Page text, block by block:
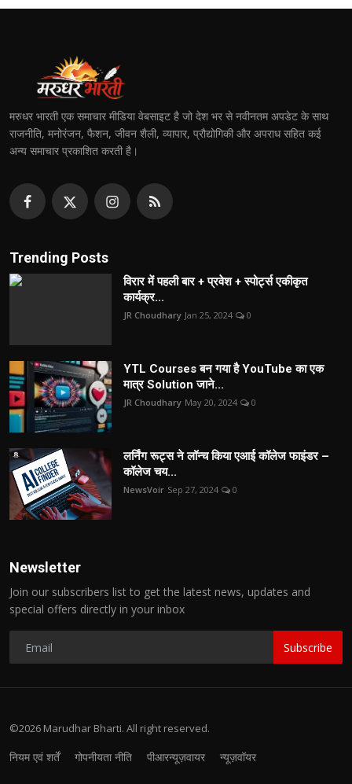
मरुधर भारती एक समाचार मीडिया वेबसाइट है जो देश भर से नवीनतम अपडेट के साथ
राजनीति, मनोरंजन, फैशन, जीवन शैली, व्यापार, प्रौद्योगिकी और अपराध सहित कई
अन्य समाचार प्रकाशित करती है।
Trending Posts
विरार में पहली बार + प्रवेश + स्पोर्ट्स एकीकृत
कार्यक्र...
JR Choudhary Jan 25, 2024 0
YTL Courses बन गया है YouTube का एक
मात्र Solution जाने...
JR Choudhary May 20, 2024 0
लर्निंग रूट्स ने लॉन्च किया एआई कॉलेज फाइंडर –
कॉलेज चय...
NewsVoir Sep 27, 2024 0
Newsletter
Join our subscribers list to get the latest news, updates and
special offers directly in your inbox
Subscribe
©2026 Marudhar Bharti. All right reserved.
नियम एवं शर्तें गोपनीयता नीति पीआरन्यूज़वायर न्यूज़वॉयर